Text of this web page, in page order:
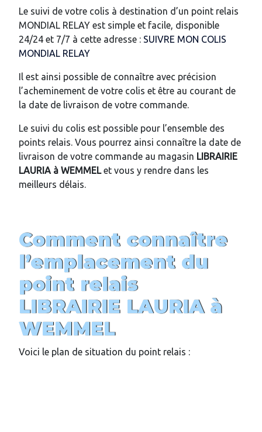
Le suivi de votre colis à destination d’un point relais
MONDIAL RELAY est simple et facile, disponible
24/24 et 7/7 à cette adresse : SUIVRE MON COLIS
MONDIAL RELAY
Il est ainsi possible de connaître avec précision
l’acheminement de votre colis et être au courant de
la date de livraison de votre commande.
Le suivi du colis est possible pour l’ensemble des
points relais. Vous pourrez ainsi connaître la date de
livraison de votre commande au magasin LIBRAIRIE
LAURIA à WEMMELet vous y rendre dans les
meilleurs délais.
Comment connaître
l’emplacement du
point relais
LIBRAIRIE LAURIAà
WEMMEL
Voici le plan de situation du point relais :